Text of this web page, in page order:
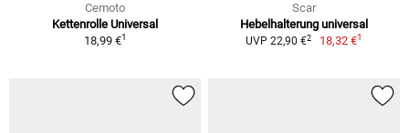
Cemoto
Kettenrolle Universal
18,99 €1
Scar
Hebelhalterung universal
UVP 22,90 €2 18,32 €1